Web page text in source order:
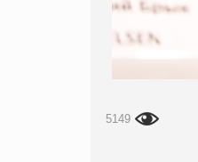
5149